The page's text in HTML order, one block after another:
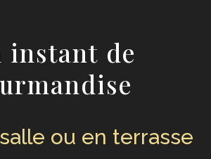
instant de
ou en terrasse